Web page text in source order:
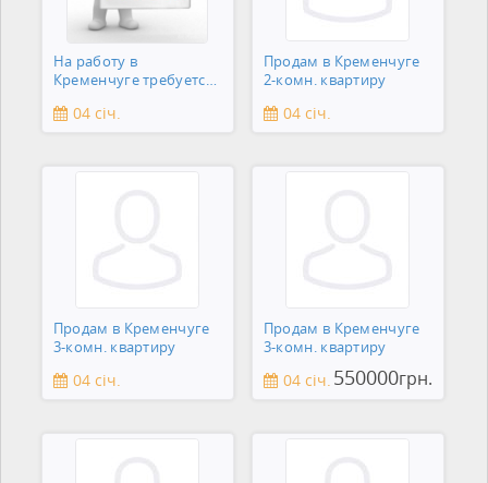
На работу в
Кременчуге требуется
04 січ.
Продам в Кременчуге
2-комн. квартиру
04 січ.
Продам в Кременчуге
3-комн. квартиру
04 січ.
Продам в Кременчуге
3-комн. квартиру
04 січ. 550000грн.